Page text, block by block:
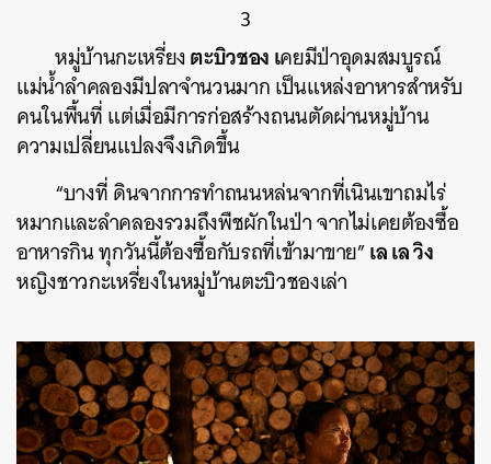
3
หมู่บ้านกะเหรี่ยงตะบิวชอง เคยมีป่าอุดมสมบูรณ์
แม่น้ำลำคลองมีปลาจำนวนมาก เป็นแหล่งอาหารสำหรับ
คนในพื้นที่ แต่เมื่อมีการก่อสร้างถนนตัดผ่านหมู่บ้าน
ความเปลี่ยนแปลงจึงเกิดขึ้น
“บางที่ ดินจากการทำถนนหล่นจากที่เนินเขาถมไร่
หมากและลำคลองรวมถึงพืชผักในป่า จากไม่เคยต้องซื้อ
อาหารกิน ทุกวันนี้ต้องซื้อกับรถที่เข้ามาขาย”เล เล วิง
หญิงชาวกะเหรี่ยงในหมู่บ้านตะบิวชองเล่า